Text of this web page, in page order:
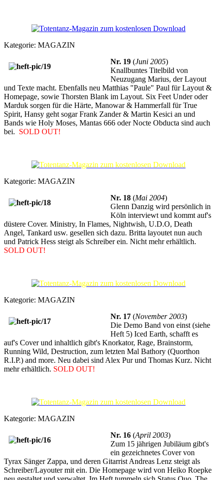
Kategorie: MAGAZIN
Nr. 19 (Juni 2005)
Knallbuntes Titelbild von
Neuzugang Marius, der Layout
und Texte macht. Ebenfalls neu Matthias "Paule" Paul für Layout &
Homepage, sowie Thorsten Blank im Layout. Six Feet Under oder
Marduk sorgen für die Härte, Manowar & Hammerfall für True
Spirit, Hansy geht sogar Frank Zander & Martin Kesici an und
Bands wie Holy Moses, Mantas 666 oder Nocte Obducta sind auch
bei. SOLD OUT!
Kategorie: MAGAZIN
Nr. 18 (Mai 2004)
Glenn Danzig wird persönlich in
Köln interviewt und kommt auf's
düstere Cover. Ministry, In Flames, Nightwish, U.D.O, Death
Angel, Tankard usw. gesellen sich dazu. Britta layoutet nun auch
und Patrick Hess steigt als Schreiber ein. Nicht mehr erhältlich.
SOLD OUT!
Kategorie: MAGAZIN
Nr. 17 (November 2003)
Die Demo Band von einst (siehe
Heft 5) Iced Earth, schafft es
auf's Cover und inhaltlich gibt's Knorkator, Rage, Brainstorm,
Running Wild, Destruction, zum letzten Mal Bathory (Quorthon
R.I.P.) and more. Neu dabei sind Alex Pur und Thomas Kurz. Nicht
mehr erhältlich. SOLD OUT!
Kategorie: MAGAZIN
Nr. 16 (April 2003)
Zum 15 jährigen Jubiläum gibt's
ein gezeichnetes Cover von
Tyrax Sänger Zappa, und deren Gitarrist Andreas Lenz steigt als
Schreiber/Layouter mit ein. Die Homepage wird von Heiko Roepke